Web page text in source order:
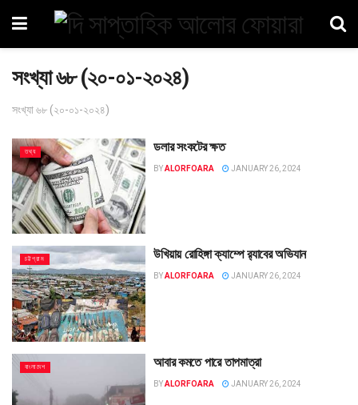
সংখ্যা ৬৮ (২০-০১-২০২৪)
সংখ্যা ৬৮ (২০-০১-২০২৪)
তথ্য ডলার সংকটের ক্ষত
BYALORFOARA JANUARY 26, 2024
চট্টগ্রাম উখিয়ায় রোহিঙ্গা ক্যাম্পে র‌্যাবের অভিযান
BYALORFOARA JANUARY 26, 2024
বাংলাদেশ আবার কমতে পারে তাপমাত্রা
BYALORFOARA JANUARY 26, 2024